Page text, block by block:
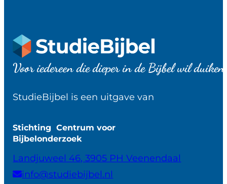
Voor iedereen die dieper in de Bijbel wil
StudieBijbel is een uitgave van
Stichting Centrum voor
Bijbelonderzoek
Landjuweel 46, 3905 PH Veenendaal
info@studiebijbel.nl